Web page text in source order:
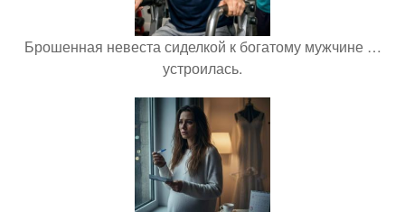
Брошенная невеста сиделкой к богатому мужчине …
устроилась.